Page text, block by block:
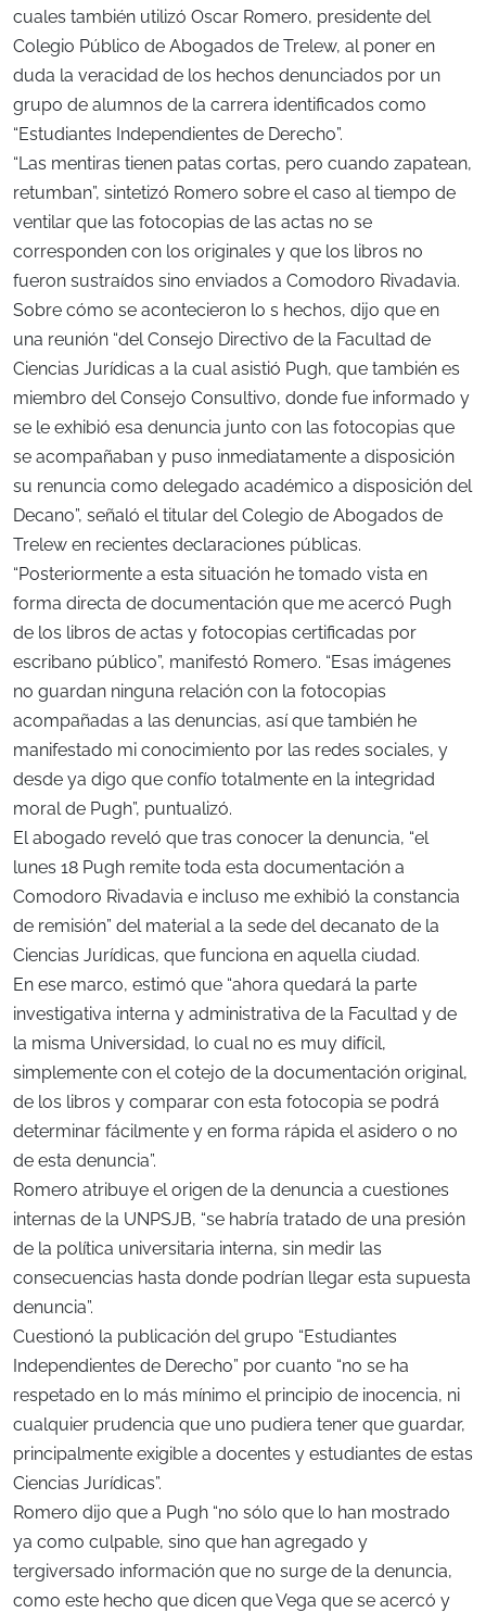
cuales también utilizó Oscar Romero, presidente del
Colegio Público de Abogados de Trelew, al poner en
duda la veracidad de los hechos denunciados por un
grupo de alumnos de la carrera identificados como
“Estudiantes Independientes de Derecho”.
“Las mentiras tienen patas cortas, pero cuando zapatean,
retumban”, sintetizó Romero sobre el caso al tiempo de
ventilar que las fotocopias de las actas no se
corresponden con los originales y que los libros no
fueron sustraídos sino enviados a Comodoro Rivadavia.
Sobre cómo se acontecieron lo s hechos, dijo que en
una reunión “del Consejo Directivo de la Facultad de
Ciencias Jurídicas a la cual asistió Pugh, que también es
miembro del Consejo Consultivo, donde fue informado y
se le exhibió esa denuncia junto con las fotocopias que
se acompañaban y puso inmediatamente a disposición
su renuncia como delegado académico a disposición del
Decano”, señaló el titular del Colegio de Abogados de
Trelew en recientes declaraciones públicas.
“Posteriormente a esta situación he tomado vista en
forma directa de documentación que me acercó Pugh
de los libros de actas y fotocopias certificadas por
escribano público”, manifestó Romero. “Esas imágenes
no guardan ninguna relación con la fotocopias
acompañadas a las denuncias, así que también he
manifestado mi conocimiento por las redes sociales, y
desde ya digo que confío totalmente en la integridad
moral de Pugh”, puntualizó.
El abogado reveló que tras conocer la denuncia, “el
lunes 18 Pugh remite toda esta documentación a
Comodoro Rivadavia e incluso me exhibió la constancia
de remisión” del material a la sede del decanato de la
Ciencias Jurídicas, que funciona en aquella ciudad.
En ese marco, estimó que “ahora quedará la parte
investigativa interna y administrativa de la Facultad y de
la misma Universidad, lo cual no es muy difícil,
simplemente con el cotejo de la documentación original,
de los libros y comparar con esta fotocopia se podrá
determinar fácilmente y en forma rápida el asidero o no
de esta denuncia”.
Romero atribuye el origen de la denuncia a cuestiones
internas de la UNPSJB, “se habría tratado de una presión
de la política universitaria interna, sin medir las
consecuencias hasta donde podrían llegar esta supuesta
denuncia”.
Cuestionó la publicación del grupo “Estudiantes
Independientes de Derecho” por cuanto “no se ha
respetado en lo más mínimo el principio de inocencia, ni
cualquier prudencia que uno pudiera tener que guardar,
principalmente exigible a docentes y estudiantes de estas
Ciencias Jurídicas”.
Romero dijo que a Pugh “no sólo que lo han mostrado
ya como culpable, sino que han agregado y
tergiversado información que no surge de la denuncia,
como este hecho que dicen que Vega que se acercó y